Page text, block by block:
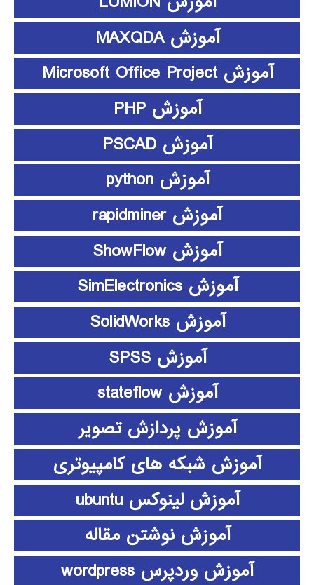
آموزش MAXQDA
آموزش Microsoft Office Project
آموزش PHP
آموزش PSCAD
آموزش python
آموزش rapidminer
آموزش ShowFlow
آموزش SimElectronics
آموزش SolidWorks
آموزش SPSS
آموزش stateflow
آموزش پردازش تصویر
آموزش شبکه های کامپیوتری
آموزش لینوکس ubuntu
آموزش نوشتن مقاله
آموزش وردپرس wordpress